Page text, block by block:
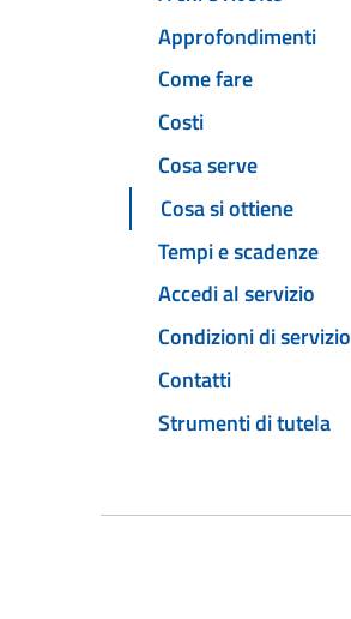
Approfondimenti
Come fare
Costi
Cosa serve
Cosa si ottiene
Tempi e scadenze
Accedi al servizio
Condizioni di servizio
Contatti
Strumenti di tutela